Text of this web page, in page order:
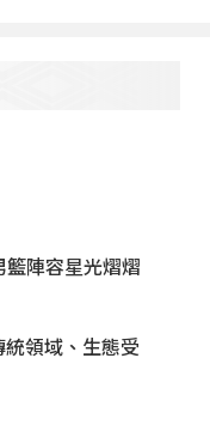
陣容星光熠熠
領域、生態受